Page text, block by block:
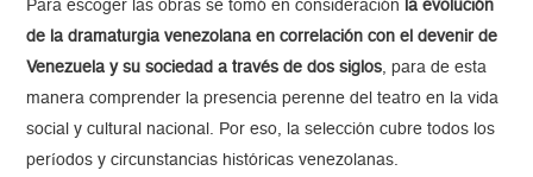
Para escoger las obras se tomó en consideración la evolución
de la dramaturgia venezolana en correlación con el devenir de
Venezuela y su sociedad a través de dos siglos, para de esta
manera comprender la presencia perenne del teatro en la vida
social y cultural nacional. Por eso, la selección cubre todos los
períodos y circunstancias históricas venezolanas.